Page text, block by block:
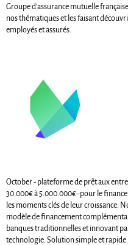
Groupe d'assurance mutuelle
nos thématiques et les faisant
employés et assurés.
October - plateforme de prêt aux
30.000€ à 5.000.000€- pour le
les moments clés de leur croissance.
modèle de financement
banques traditionnelles et innovant
technologie. Solution simple et rapide